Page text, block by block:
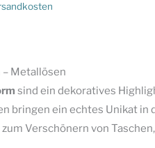
– Metallösen
sind ein dekoratives
bringen ein echtes Unikat
Verschönern von